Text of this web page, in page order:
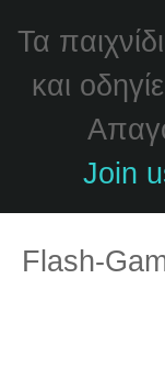
Τα
και
Join
Flash-